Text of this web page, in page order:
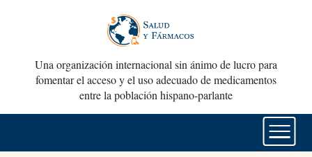
Una organización internacional sin ánimo de lucro para
fomentar el acceso y el uso adecuado de medicamentos
entre la población hispano-parlante